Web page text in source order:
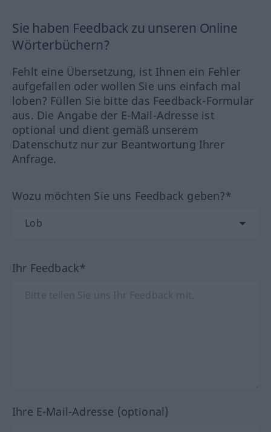
Sie haben Feedback zu unseren Online
Wörterbüchern?
Fehlt eine Übersetzung, ist Ihnen ein Fehler
aufgefallen oder wollen Sie uns einfach mal
loben? Füllen Sie bitte das Feedback-Formular
aus. Die Angabe der E-Mail-Adresse ist
optional und dient gemäß unserem
Datenschutz nur zur Beantwortung Ihrer
Anfrage.
Wozu möchten Sie uns Feedback geben?*
Ihr Feedback*
Ihre E-Mail-Adresse (optional)